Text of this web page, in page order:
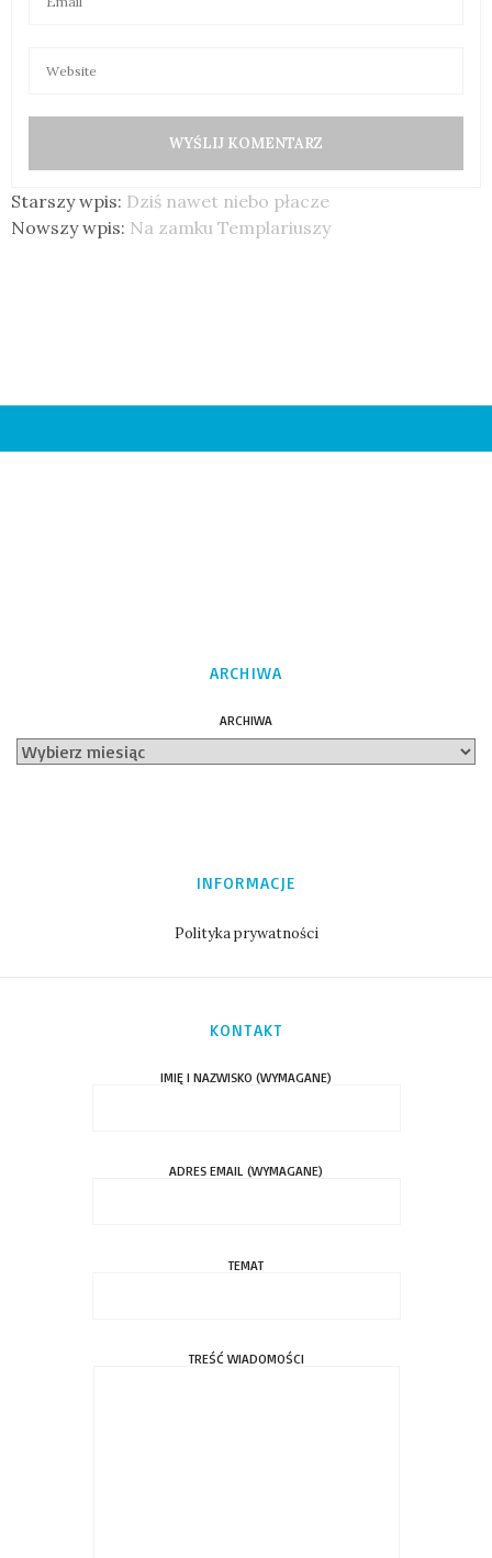
Starszy wpis: Dziś nawet niebo płacze
Nowszy wpis: Na zamku Templariuszy
ARCHIWA
ARCHIWA
INFORMACJE
Polityka prywatności
KONTAKT
IMIĘ I NAZWISKO (WYMAGANE)
ADRES EMAIL (WYMAGANE)
TEMAT
TREŚĆ WIADOMOŚCI